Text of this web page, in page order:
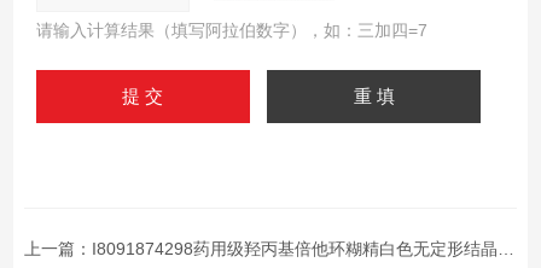
请输入计算结果（填写阿拉伯数字），如：三加四=7
上一篇： I8091874298药用级羟丙基倍他环糊精白色无定形结晶粉末